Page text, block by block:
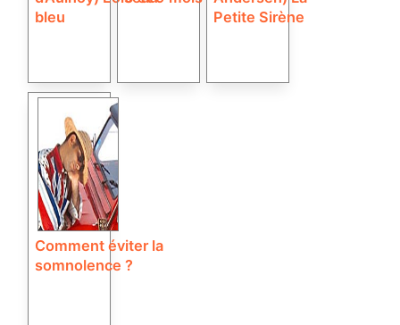
bleu
Petite Sirène
Comment éviter la
somnolence ?